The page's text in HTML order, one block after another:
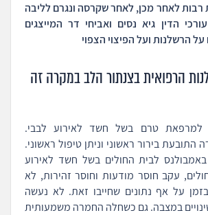
רבות לאחר מכן, לאחר שקרסה ונגרם לליבה
הדין גיא נסים ואביחי דר המייצגים
הרשלנות ועל הפיצוי הצפוי
הרפואית בצנתור הלב במקרה זה
למרפאת טרם בשל חשד לאירוע לבבי.
בירור ראשוני וניתן טיפול ראשוני.
לבית החולים בשל חשד לאירוע
עקב חוסר מודעות וחוסר זהירות, לא
על אף נתונים שחייבו זאת. לא נעשה
במצבה. גם כשחלה החמרה משמעותית